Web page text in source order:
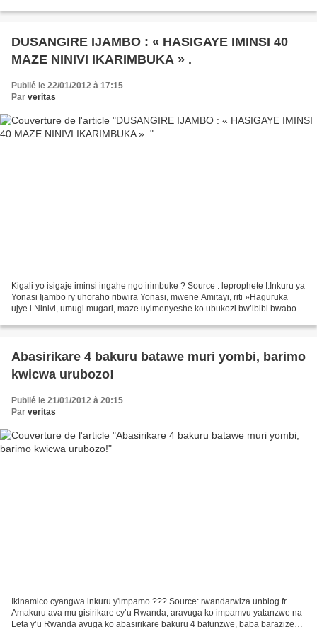
DUSANGIRE IJAMBO : « HASIGAYE IMINSI 40
MAZE NINIVI IKARIMBUKA » .
Publié le 22/01/2012 à 17:15
Par veritas
Kigali yo isigaje iminsi ingahe ngo irimbuke ? Source : leprophete I.Inkuru ya
Yonasi Ijambo ry’uhoraho ribwira Yonasi, mwene Amitayi, riti »Haguruka
ujye i Ninivi, umugi mugari, maze uyimenyeshe ko ubukozi bw’ibibi bwabo
Abasirikare 4 bakuru batawe muri yombi, barimo
kwicwa urubozo!
Publié le 21/01/2012 à 20:15
Par veritas
Ikinamico cyangwa inkuru y'impamo ??? Source: rwandarwiza.unblog.fr
Amakuru ava mu gisirikare cy’u Rwanda, aravuga ko impamvu yatanzwe na
Leta y’u Rwanda avuga ko abasirikare bakuru 4 bafunzwe, baba barazize